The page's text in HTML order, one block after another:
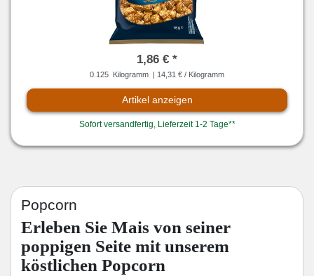
1,86 € *
0.125 Kilogramm | 14,31 € / Kilogramm
Artikel anzeigen
Sofort versandfertig, Lieferzeit 1-2 Tage**
Popcorn
Erleben Sie Mais von seiner
poppigen Seite mit unserem
köstlichen Popcorn